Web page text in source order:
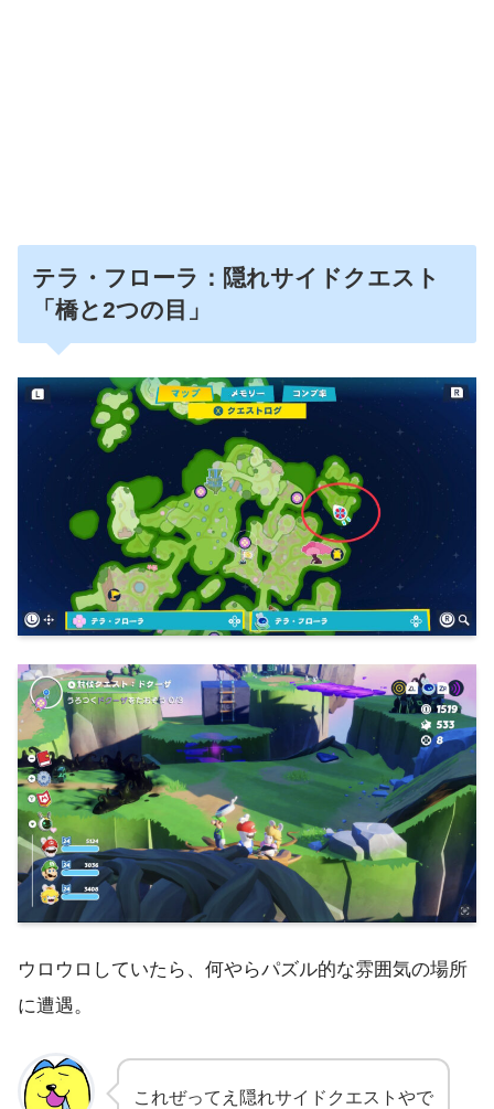
テラ・フローラ：隠れサイドクエスト
「橋と2つの目」
ウロウロしていたら、何やらパズル的な雰囲気の場所
に遭遇。
これぜってえ隠れサイドクエストやで